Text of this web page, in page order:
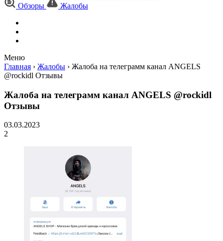
Обзоры
Жалобы
Меню
Главная › Жалобы › Жалоба на телеграмм канал ANGELS
@rockidl Отзывы
Жалоба на телеграмм канал ANGELS @rockidl
Отзывы
03.03.2023
2